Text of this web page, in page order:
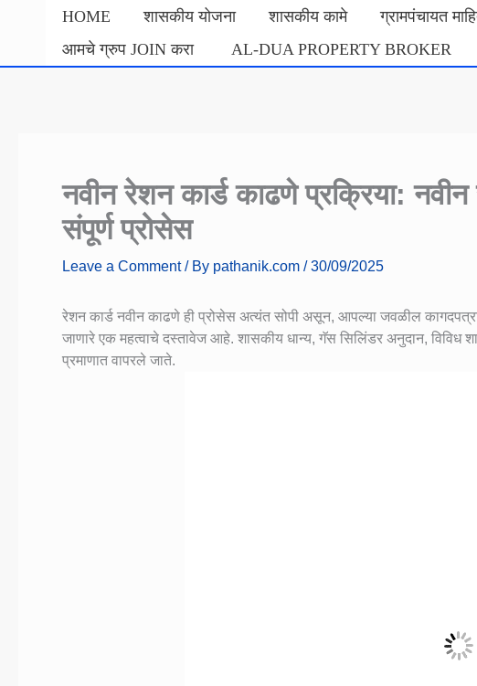
HOME शासकीय योजना शासकीय कामे ग्रामपंचायत
आमचे ग्रुप JOIN करा
AL-DUA PROPERTY BROKER
नवीन रेशन कार्ड काढणे प्रक्रिया:
संपूर्ण प्रोसेस
Leave a Comment / By pathanik.com /30/09/2025
रेशन कार्ड नवीन काढणे ही प्रोसेस अत्यंत सोपी असून, आपल्या जवळील
जाणारे एक महत्वाचे दस्तावेज आहे. शासकीय धान्य, गॅस सिलिंडर अनुदान,
प्रमाणात वापरले जाते.